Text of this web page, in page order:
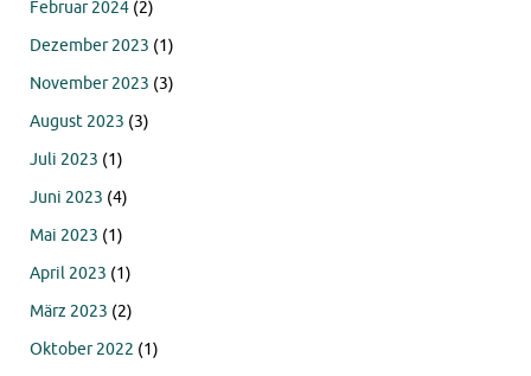
Februar 2024 (2)
Dezember 2023 (1)
November 2023 (3)
August 2023 (3)
Juli 2023 (1)
Juni 2023 (4)
Mai 2023 (1)
April 2023 (1)
März 2023 (2)
Oktober 2022 (1)